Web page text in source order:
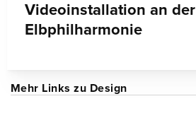
Videoinstallation an der
Elbphilharmonie
Mehr Links zu Design